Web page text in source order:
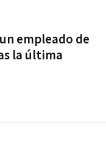
empleado de
la última